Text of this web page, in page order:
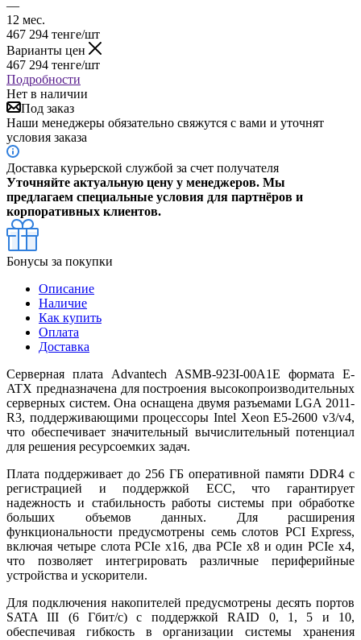
—
12 мес.
467 294 тенге/шт
Варианты цен
467 294 тенге/шт
Подробности
Нет в наличии
Под заказ
Наши менеджеры обязательно свяжутся с вами и уточнят
условия заказа
Доставка курьерской службой за счет получателя
Уточняйте актуальную цену у менеджеров. Мы
предлагаем специальные условия для партнёров и
корпоративных клиентов.
Бонусы за покупки
Описание
Наличие
Как купить
Оплата
Доставка
Серверная плата Advantech ASMB-923I-00A1E формата E-
ATX предназначена для построения высокопроизводительных
серверных систем. Она оснащена двумя разъемами LGA 2011-
R3, поддерживающими процессоры Intel Xeon E5-2600 v3/v4,
что обеспечивает значительный вычислительный потенциал
для решения ресурсоемких задач.
Плата поддерживает до 256 ГБ оперативной памяти DDR4 с
регистрацией и поддержкой ECC, что гарантирует
надежность и стабильность работы системы при обработке
больших объемов данных. Для расширения
функциональности предусмотрены семь слотов PCI Express,
включая четыре слота PCIe x16, два PCIe x8 и один PCIe x4,
что позволяет интегрировать различные периферийные
устройства и ускорители.
Для подключения накопителей предусмотрены десять портов
SATA III (6 Гбит/с) с поддержкой RAID 0, 1, 5 и 10,
обеспечивая гибкость в организации системы хранения